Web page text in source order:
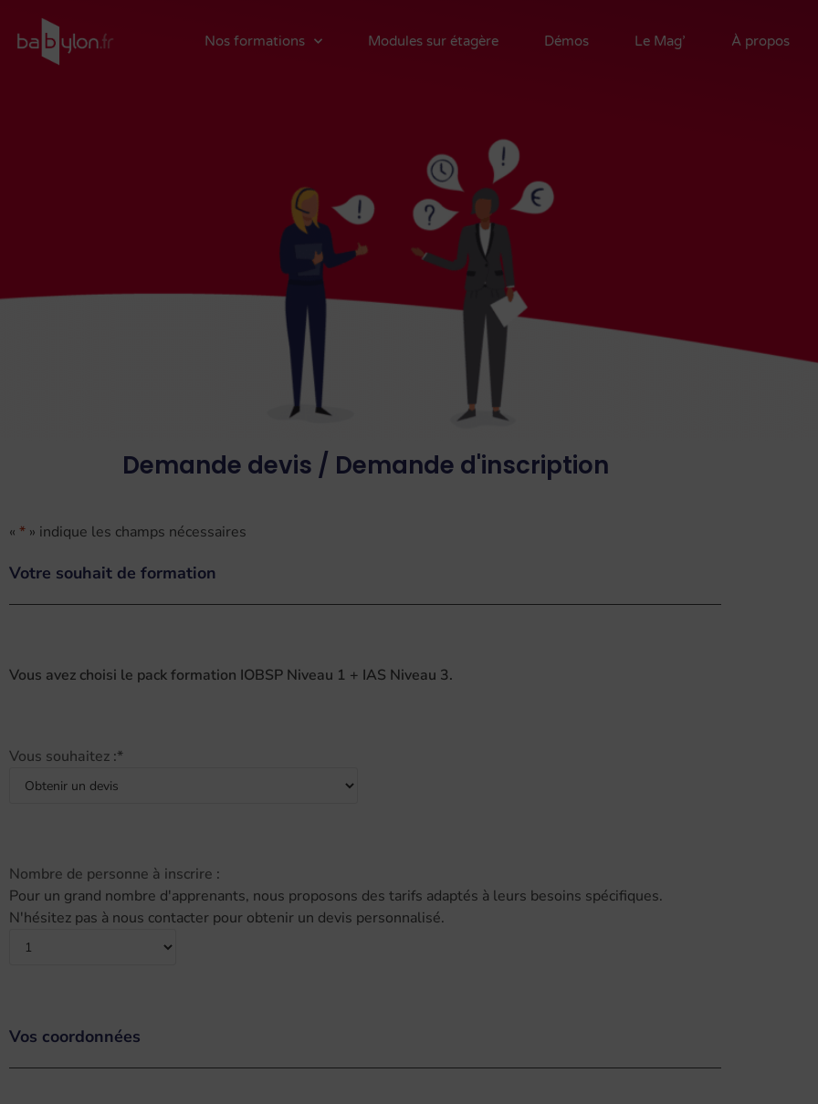
Nos formations Modules sur étagère Démos Le Mag’ À propos
Demande devis / Demande d'inscription
« * » indique les champs nécessaires
Votre souhait de formation
Vous avez choisi le pack formation IOBSP Niveau 1 + IAS Niveau 3.
Vous souhaitez :*
Nombre de personne à inscrire :
Pour un grand nombre d'apprenants, nous proposons des tarifs adaptés à leurs besoins spécifiques.
N'hésitez pas à nous contacter pour obtenir un devis personnalisé.
Vos coordonnées